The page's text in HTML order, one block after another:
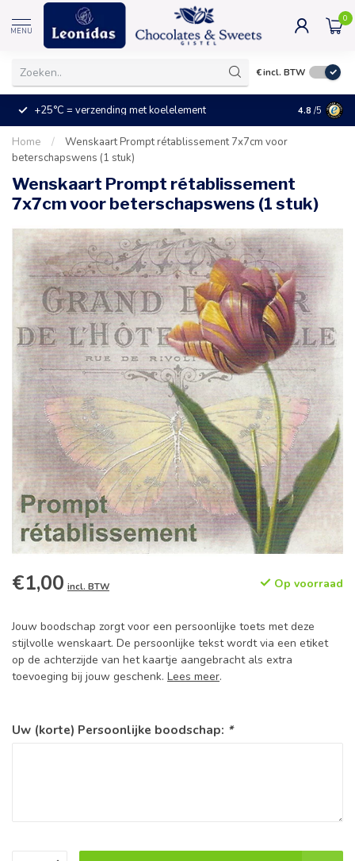
MENU
0
€incl. BTW
+25°C = verzending met koelelement Kleine
4.8 /5
Home /
Wenskaart Prompt rétablissement 7x7cm voor
beterschapswens (1 stuk)
Wenskaart Prompt rétablissement
7x7cm voor beterschapswens (1 stuk)
€1,00 incl. BTW Op voorraad
Jouw boodschap zorgt voor een persoonlijke toets met deze
stijlvolle wenskaart. De persoonlijke tekst wordt via een etiket
op de achterzijde van het kaartje aangebracht als extra
toevoeging bij jouw geschenk. Lees meer.
Uw (korte) Persoonlijke boodschap: *